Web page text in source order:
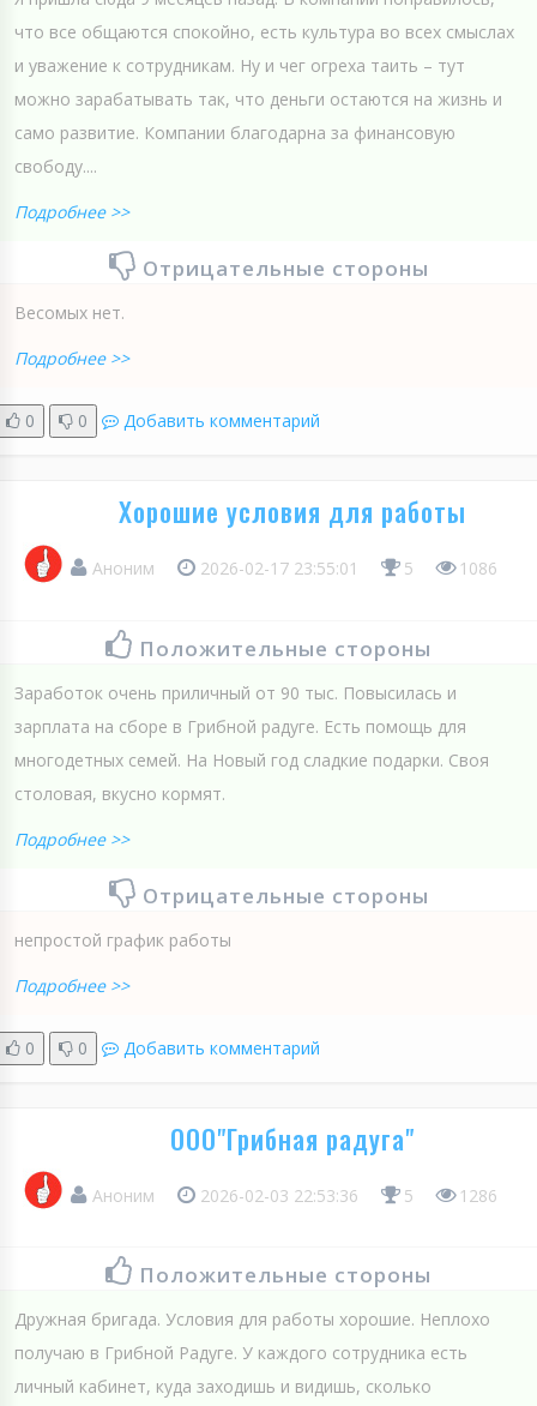
что все общаются спокойно, есть культура во всех смыслах
и уважение к сотрудникам. Ну и чег огреха таить – тут
можно зарабатывать так, что деньги остаются на жизнь и
само развитие. Компании благодарна за финансовую
свободу....
Подробнее >>
Отрицательные стороны
Весомых нет.
Подробнее >>
0 0 Добавить комментарий
Хорошие условия для работы
Аноним 2026-02-17 23:55:01 5 1086
Положительные стороны
Заработок очень приличный от 90 тыс. Повысилась и
зарплата на сборе в Грибной радуге. Есть помощь для
многодетных семей. На Новый год сладкие подарки. Своя
столовая, вкусно кормят.
Подробнее >>
Отрицательные стороны
непростой график работы
Подробнее >>
0 0 Добавить комментарий
ООО"Грибная радуга"
Аноним 2026-02-03 22:53:36 5 1286
Положительные стороны
Дружная бригада. Условия для работы хорошие. Неплохо
получаю в Грибной Радуге. У каждого сотрудника есть
личный кабинет, куда заходишь и видишь, сколько